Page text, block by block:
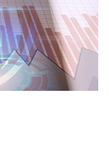
并根据合法、有效凭证